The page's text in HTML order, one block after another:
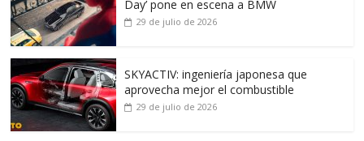
Day’ pone en escena a BMW
29 de julio de 2026
SKYACTIV: ingeniería japonesa que
aprovecha mejor el combustible
29 de julio de 2026